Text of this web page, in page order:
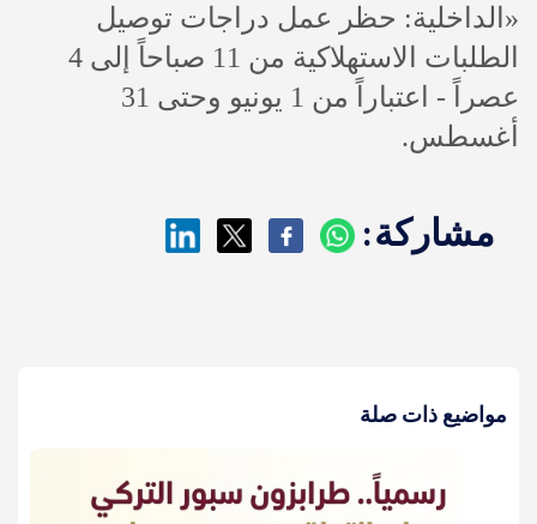
«الداخلية: حظر عمل دراجات توصيل
الطلبات الاستهلاكية من 11 صباحاً إلى 4
عصراً - اعتباراً من 1 يونيو وحتى 31
أغسطس.
مشاركة:
مواضيع ذات صلة